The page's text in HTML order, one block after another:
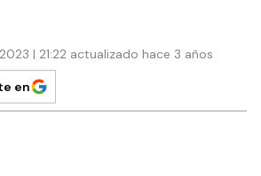
| 21:22 actualizado hace 3 años
en